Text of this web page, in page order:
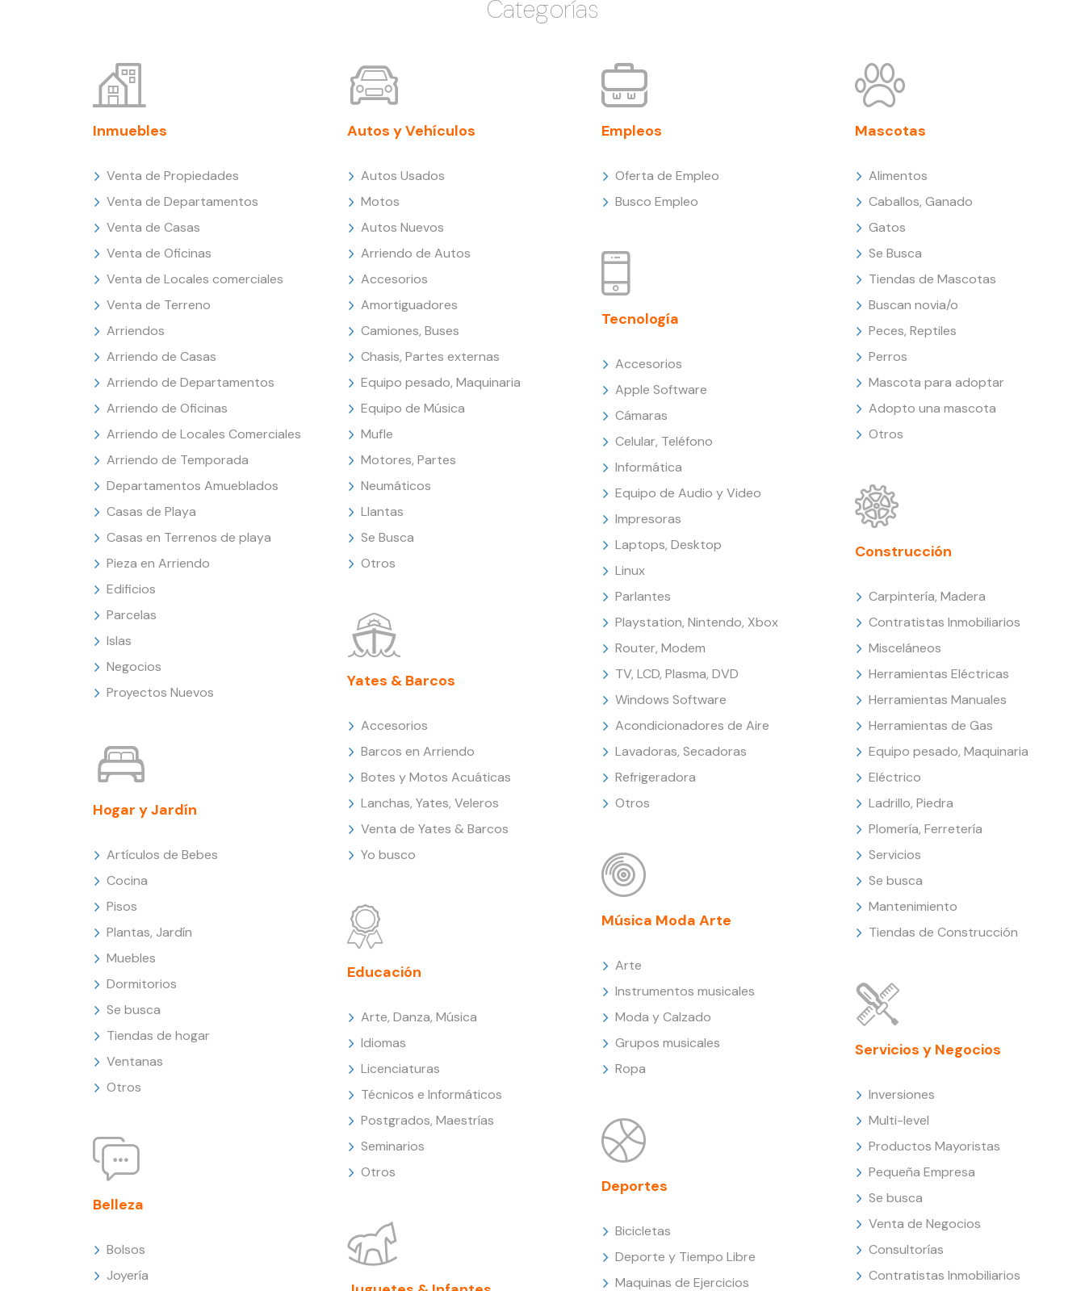
Categorías
Inmuebles
Venta de Propiedades
Venta de Departamentos
Venta de Casas
Venta de Oficinas
Venta de Locales comerciales
Venta de Terreno
Arriendos
Arriendo de Casas
Arriendo de Departamentos
Arriendo de Oficinas
Arriendo de Locales Comerciales
Arriendo de Temporada
Departamentos Amueblados
Casas de Playa
Casas en Terrenos de playa
Pieza en Arriendo
Edificios
Parcelas
Islas
Negocios
Proyectos Nuevos
Hogar y Jardín
Artículos de Bebes
Cocina
Pisos
Plantas, Jardín
Muebles
Dormitorios
Se busca
Tiendas de hogar
Ventanas
Otros
Belleza
Bolsos
Joyería
Autos y Vehículos
Autos Usados
Motos
Autos Nuevos
Arriendo de Autos
Accesorios
Amortiguadores
Camiones, Buses
Chasis, Partes externas
Equipo pesado, Maquinaria
Equipo de Música
Mufle
Motores, Partes
Neumáticos
Llantas
Se Busca
Otros
Yates & Barcos
Accesorios
Barcos en Arriendo
Botes y Motos Acuáticas
Lanchas, Yates, Veleros
Venta de Yates & Barcos
Yo busco
Educación
Arte, Danza, Música
Idiomas
Licenciaturas
Técnicos e Informáticos
Postgrados, Maestrías
Seminarios
Otros
Empleos
Oferta de Empleo
Busco Empleo
Tecnología
Accesorios
Apple Software
Cámaras
Celular, Teléfono
Informática
Equipo de Audio y Video
Impresoras
Laptops, Desktop
Linux
Parlantes
Playstation, Nintendo, Xbox
Router, Modem
TV, LCD, Plasma, DVD
Windows Software
Acondicionadores de Aire
Lavadoras, Secadoras
Refrigeradora
Otros
Música Moda Arte
Arte
Instrumentos musicales
Moda y Calzado
Grupos musicales
Ropa
Deportes
Bicicletas
Deporte y Tiempo Libre
Maquinas de Ejercicios
Mascotas
Alimentos
Caballos, Ganado
Gatos
Se Busca
Tiendas de Mascotas
Buscan novia/o
Peces, Reptiles
Perros
Mascota para adoptar
Adopto una mascota
Otros
Construcción
Carpintería, Madera
Contratistas Inmobiliarios
Misceláneos
Herramientas Eléctricas
Herramientas Manuales
Herramientas de Gas
Equipo pesado, Maquinaria
Eléctrico
Ladrillo, Piedra
Plomería, Ferretería
Servicios
Se busca
Mantenimiento
Tiendas de Construcción
Servicios y Negocios
Inversiones
Multi-level
Productos Mayoristas
Pequeña Empresa
Se busca
Venta de Negocios
Consultorías
Contratistas Inmobiliarios